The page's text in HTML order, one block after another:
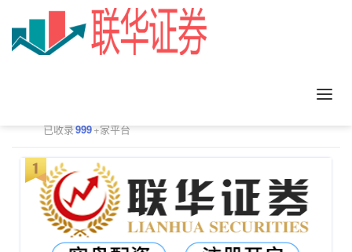
已收录999+家平台